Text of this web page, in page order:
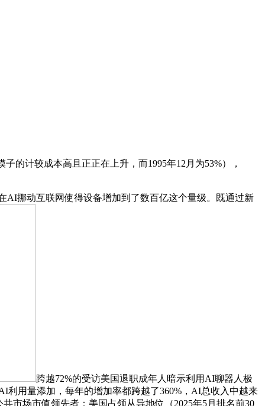
计较成本高且正正在上升，而1995年12月为53%），
挪动互联网使得设备增加到了数百亿这个量级。既通过新
跨越72%的受访美国退职成年人暗示利用AI聊器人极
用量添加，每年的增加率都跨越了360%，AI总收入中越来
市场市值领先者：美国占领从导地位（2025年5月排名前30